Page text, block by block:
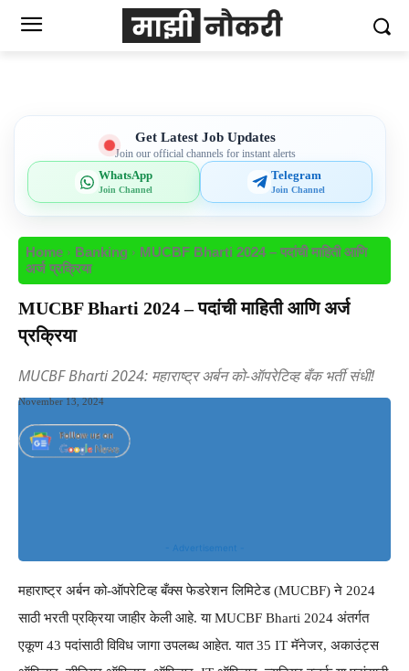
Get Latest Job Updates
Join our official channels for instant alerts
WhatsApp
Join Channel
Telegram
Join Channel
Home Banking
MUCBF Bharti 2024 – पदांची माहिती आणि
अर्ज प्रक्रिया
MUCBF Bharti 2024 – पदांची माहिती आणि अर्ज
प्रक्रिया
MUCBF Bharti 2024: महाराष्ट्र अर्बन को-ऑपरेटिव्ह बँक भर्ती संधी!
November 13, 2024
- Advertisement -
महाराष्ट्र अर्बन को-ऑपरेटिव्ह बँक्स फेडरेशन लिमिटेड (MUCBF) ने 2024
साठी भरती प्रक्रिया जाहीर केली आहे. या MUCBF Bharti 2024 अंतर्गत
एकूण 43 पदांसाठी विविध जागा उपलब्ध आहेत. यात 35 IT मॅनेजर, अकाउंट्स